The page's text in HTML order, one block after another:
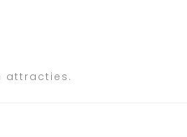
attracties.